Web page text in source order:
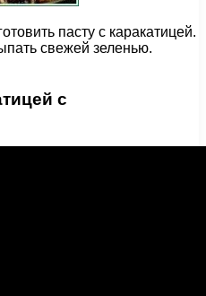
пасту с каракатицей.
свежей зеленью.
с